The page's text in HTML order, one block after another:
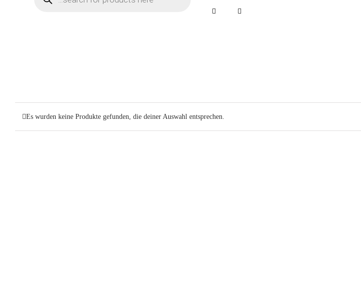
Es wurden keine Produkte gefunden, die deiner Auswahl entsprechen.